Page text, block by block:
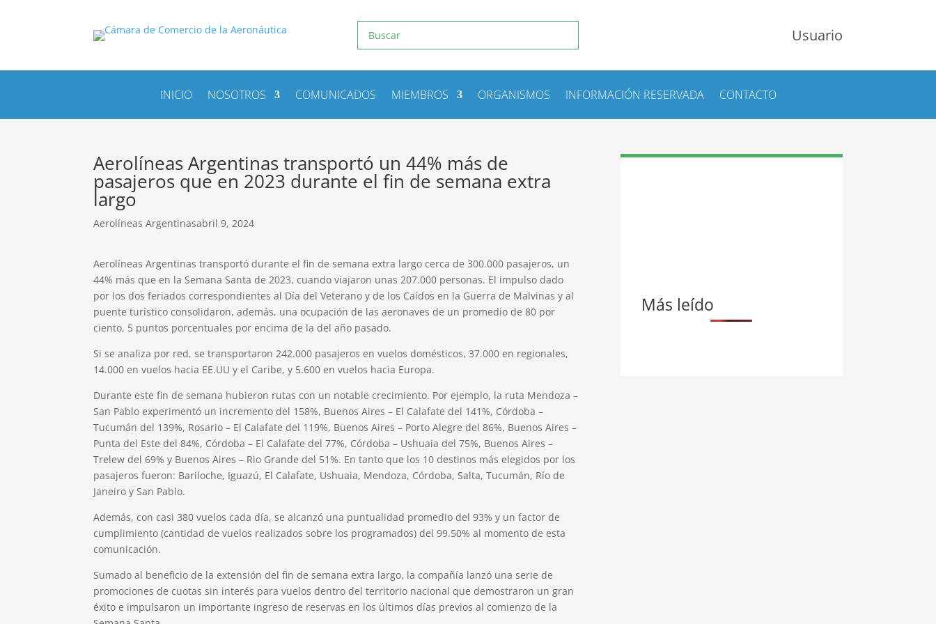
Usuario
INICIO NOSOTROS COMUNICADOS MIEMBROS ORGANISMOS INFORMACIÓN RESERVADA CONTACTO
Aerolíneas Argentinas transportó un 44% más de
pasajeros que en 2023 durante el fin de semana extra
largo
Aerolíneas Argentinasabril 9, 2024
Aerolíneas Argentinas transportó durante el fin de semana extra largo cerca de 300.000 pasajeros, un
44% más que en la Semana Santa de 2023, cuando viajaron unas 207.000 personas. El impulso dado
por los dos feriados correspondientes al Día del Veterano y de los Caídos en la Guerra de Malvinas y al
puente turístico consolidaron, además, una ocupación de las aeronaves de un promedio de 80 por
ciento, 5 puntos porcentuales por encima de la del año pasado.
Si se analiza por red, se transportaron 242.000 pasajeros en vuelos domésticos, 37.000 en regionales,
14.000 en vuelos hacia EE.UU y el Caribe, y 5.600 en vuelos hacia Europa.
Durante este fin de semana hubieron rutas con un notable crecimiento. Por ejemplo, la ruta Mendoza –
San Pablo experimentó un incremento del 158%, Buenos Aires – El Calafate del 141%, Córdoba –
Tucumán del 139%, Rosario – El Calafate del 119%, Buenos Aires – Porto Alegre del 86%, Buenos Aires –
Punta del Este del 84%, Córdoba – El Calafate del 77%, Córdoba – Ushuaia del 75%, Buenos Aires –
Trelew del 69% y Buenos Aires – Rio Grande del 51%. En tanto que los 10 destinos más elegidos por los
pasajeros fueron: Bariloche, Iguazú, El Calafate, Ushuaia, Mendoza, Córdoba, Salta, Tucumán, Río de
Janeiro y San Pablo.
Además, con casi 380 vuelos cada día, se alcanzó una puntualidad promedio del 93% y un factor de
cumplimiento (cantidad de vuelos realizados sobre los programados) del 99.50% al momento de esta
comunicación.
Sumado al beneficio de la extensión del fin de semana extra largo, la compañía lanzó una serie de
promociones de cuotas sin interés para vuelos dentro del territorio nacional que demostraron un gran
éxito e impulsaron un importante ingreso de reservas en los últimos días previos al comienzo de la
Más leído